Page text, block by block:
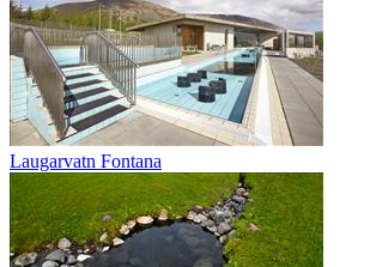
Laugarvatn Fontana